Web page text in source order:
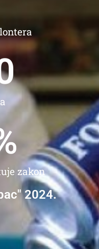
zakon
2024.